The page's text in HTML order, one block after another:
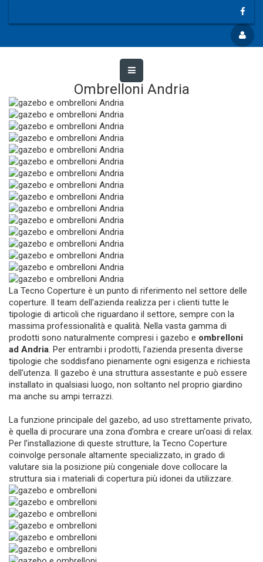
Ombrelloni Andria
La Tecno Coperture è un punto di riferimento nel settore delle
coperture. Il team dell'azienda realizza per i clienti tutte le
tipologie di articoli che riguardano il settore, sempre con la
massima professionalità e qualità. Nella vasta gamma di
prodotti sono naturalmente compresi i gazebo e ombrelloni
ad Andria. Per entrambi i prodotti, l’azienda presenta diverse
tipologie che soddisfano pienamente ogni esigenza e richiesta
dell'utenza. Il gazebo è una struttura assestante e può essere
installato in qualsiasi luogo, non soltanto nel proprio giardino
ma anche su ampi terrazzi.
La funzione principale del gazebo, ad uso strettamente privato,
è quella di procurare una zona d’ombra e creare un'oasi di relax.
Per l’installazione di queste strutture, la Tecno Coperture
coinvolge personale altamente specializzato, in grado di
valutare sia la posizione più congeniale dove collocare la
struttura sia i materiali di copertura più idonei da utilizzare.